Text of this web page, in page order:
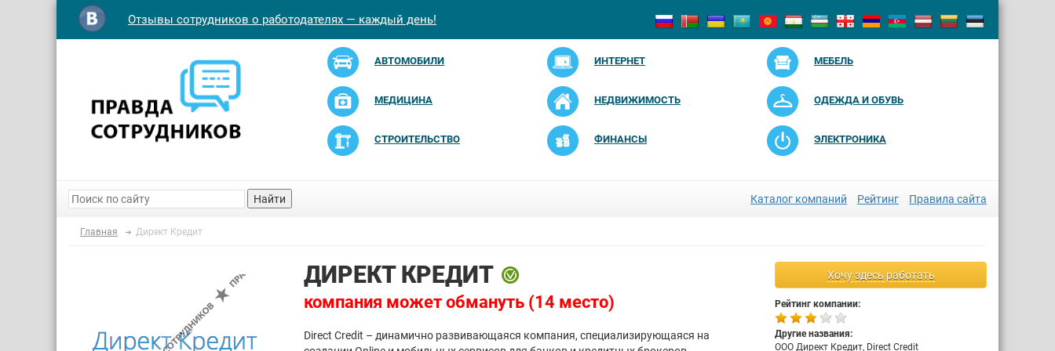
Отзывы сотрудников о работодателях — каждый день!
АВТОМОБИЛИ ИНТЕРНЕТ МЕБЕЛЬ
МЕДИЦИНА НЕДВИЖИМОСТЬ ОДЕЖДА И ОБУВЬ
СТРОИТЕЛЬСТВО ФИНАНСЫ ЭЛЕКТРОНИКА
Найти Каталог компаний Рейтинг Правила сайта
Главная Директ Кредит
Хочу здесь работать
Рейтинг компании:
Другие названия:
ООО Директ Кредит, Direct Credit
ДИРЕКТ КРЕДИТ
компания может обмануть (14 место)
Direct Credit – динамично развивающаяся компания, специализирующаяся на